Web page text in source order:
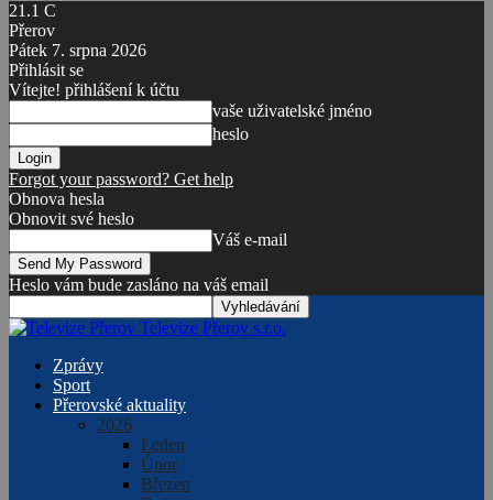
21.1 C
Přerov
Pátek 7. srpna 2026
Přihlásit se
Vítejte! přihlášení k účtu
vaše uživatelské jméno
heslo
Forgot your password? Get help
Obnova hesla
Obnovit své heslo
Váš e-mail
Heslo vám bude zasláno na váš email
Televize Přerov s.r.o.
Zprávy
Sport
Přerovské aktuality
2026
Leden
Únor
Březen